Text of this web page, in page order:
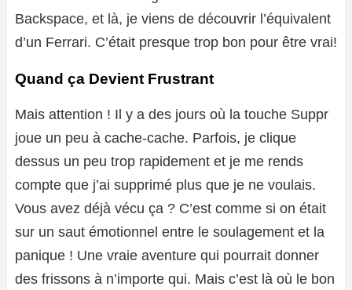
Backspace, et là, je viens de découvrir l’équivalent
d’un Ferrari. C’était presque trop bon pour être vrai!
Quand ça Devient Frustrant
Mais attention ! Il y a des jours où la touche Suppr
joue un peu à cache-cache. Parfois, je clique
dessus un peu trop rapidement et je me rends
compte que j’ai supprimé plus que je ne voulais.
Vous avez déjà vécu ça ? C’est comme si on était
sur un saut émotionnel entre le soulagement et la
panique ! Une vraie aventure qui pourrait donner
des frissons à n’importe qui. Mais c’est là où le bon